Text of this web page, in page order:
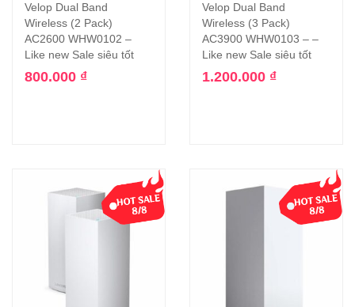
Velop Dual Band
Wireless (2 Pack)
AC2600 WHW0102 –
Like new Sale siêu tốt
800.000 ₫
Velop Dual Band
Wireless (3 Pack)
AC3900 WHW0103 – –
Like new Sale siêu tốt
1.200.000 ₫